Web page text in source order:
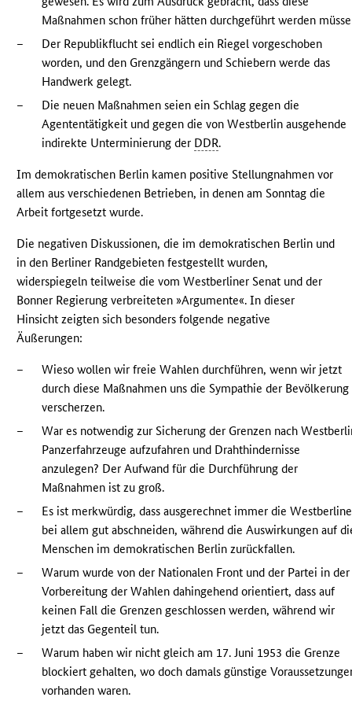
Maßnahmen schon früher hätten durchgeführt werden
–
Der Republikflucht sei endlich ein Riegel vorgeschoben
worden, und den Grenzgängern und Schiebern werde das
Handwerk gelegt.
–
Die neuen Maßnahmen seien ein Schlag gegen die
Agententätigkeit und gegen die von Westberlin ausgehende
indirekte Unterminierung der DDR.
Im demokratischen Berlin kamen positive Stellungnahmen vor
allem aus verschiedenen Betrieben, in denen am Sonntag die
Arbeit fortgesetzt wurde.
Die negativen Diskussionen, die im demokratischen Berlin und
in den Berliner Randgebieten festgestellt wurden,
widerspiegeln teilweise die vom Westberliner Senat und der
Bonner Regierung verbreiteten »Argumente«. In dieser
Hinsicht zeigten sich besonders folgende negative
Äußerungen:
–
Wieso wollen wir freie Wahlen durchführen, wenn wir jetzt
durch diese Maßnahmen uns die Sympathie der Bevölkerung
verscherzen.
–
War es notwendig zur Sicherung der Grenzen nach
Panzerfahrzeuge aufzufahren und Drahthindernisse
anzulegen? Der Aufwand für die Durchführung der
Maßnahmen ist zu groß.
–
Es ist merkwürdig, dass ausgerechnet immer die
bei allem gut abschneiden, während die Auswirkungen auf
Menschen im demokratischen Berlin zurückfallen.
–
Warum wurde von der Nationalen Front und der Partei in der
Vorbereitung der Wahlen dahingehend orientiert, dass auf
keinen Fall die Grenzen geschlossen werden, während wir
jetzt das Gegenteil tun.
–
Warum haben wir nicht gleich am 17. Juni 1953 die Grenze
blockiert gehalten, wo doch damals günstige
vorhanden waren.